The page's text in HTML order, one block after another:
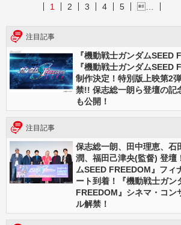
1 2 3 4 5 …
注目記事
『機動戦士ガンダムSEED
『機動戦士ガンダムSEED
制作決定！特別版上映第2
禁!! 保志総一朗ら登壇の記
も公開！
注目記事
保志総一朗、田中理恵、石
潤、福田己津央(監督) 登壇
ムSEED FREEDOM』フィ
ート到着！『機動戦士ガン
FREEDOM』シネマ・コン
ル解禁！